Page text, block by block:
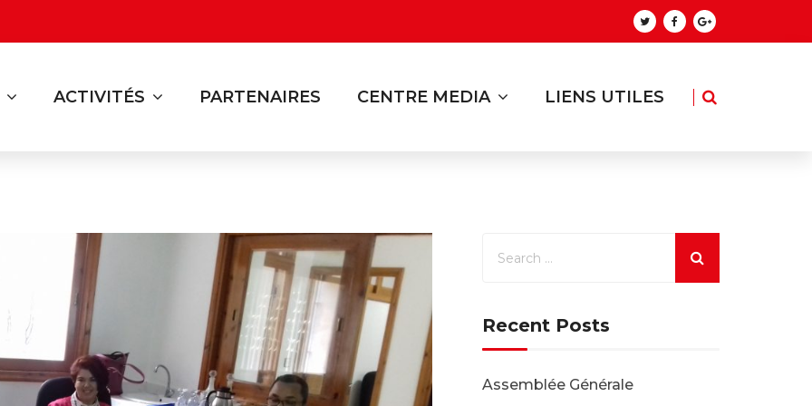
ACTIVITÉS PARTENAIRES CENTRE MEDIA LIENS UTILES
Recent Posts
Assemblée Générale